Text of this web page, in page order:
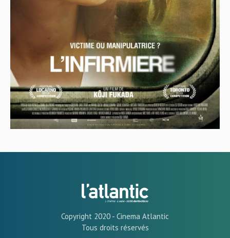
Copyright 2020 - Cinema Atlantic
Tous droits réservés